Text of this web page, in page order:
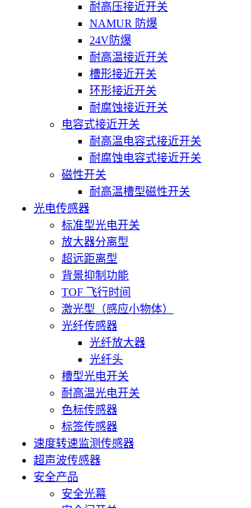
耐高压接近开关
NAMUR 防爆
24V防爆
耐高温接近开关
槽形接近开关
环形接近开关
耐腐蚀接近开关
电容式接近开关
耐高温电容式接近开关
耐腐蚀电容式接近开关
磁性开关
耐高温槽型磁性开关
光电传感器
标准型光电开关
放大器分离型
超远距离型
背景抑制功能
TOF 飞行时间
激光型（感应小物体）
光纤传感器
光纤放大器
光纤头
槽型光电开关
耐高温光电开关
色标传感器
标签传感器
速度转速监测传感器
超声波传感器
安全产品
安全光幕